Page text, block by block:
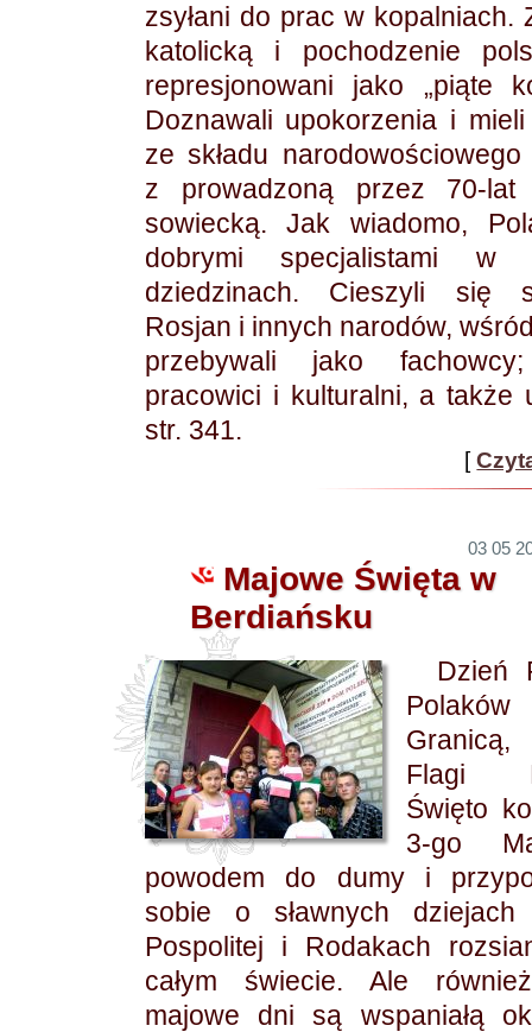
zsyłani do prac w kopalniach.
katolicką i pochodzenie
represjonowani jako „piąte
Doznawali upokorzenia i
ze składu
z prowadzoną przez 70-lat
sowiecką. Jak wiadomo,
dobrymi specjalistami w
dziedzinach. Cieszyli się
Rosjan i innych narodów,
przebywali jako
pracowici i kulturalni, a także
str. 341.
[
03 05
Majowe Święta w
Berdiańsku
Dzień
Flagi
Święto
3-go
powodem do dumy i
sobie o sławnych dziejach
Pospolitej i Rodakach
całym świecie. Ale
majowe dni są wspaniałą